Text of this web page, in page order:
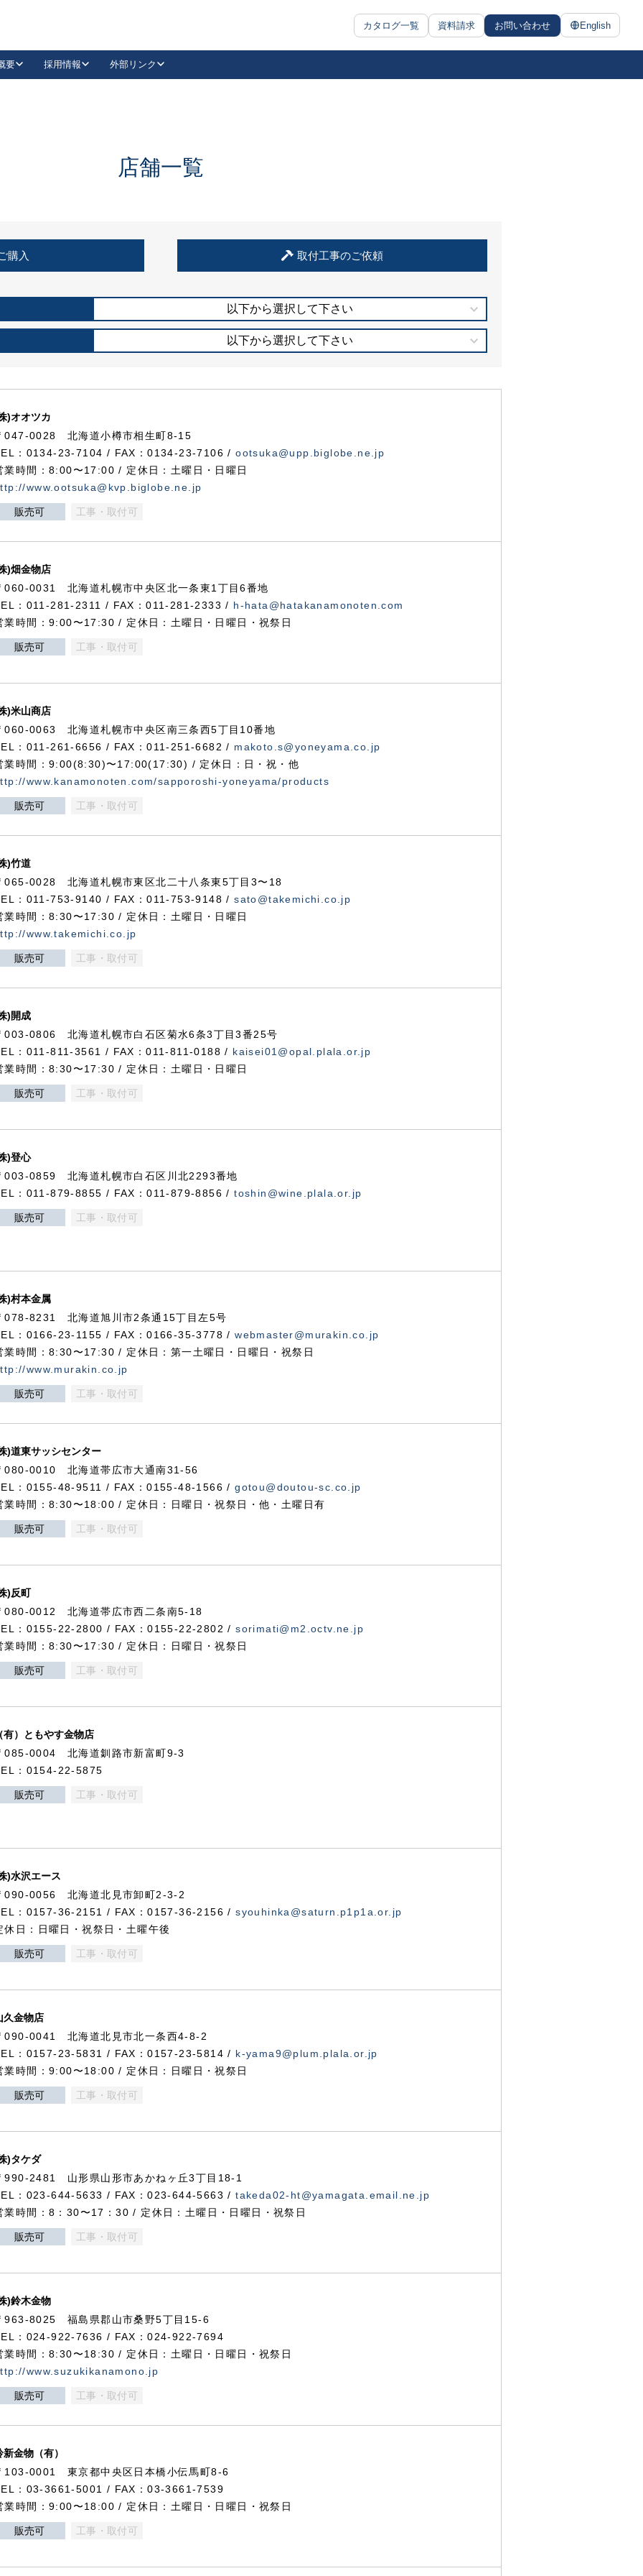
カタログ一覧 資料請求 お問い合わせ English
抗ウイルス・抗菌製品
要 採用情報 外部リンク
LinkedIn
住宅使用部材標準化推進協議会
店舗一覧
購入 取付工事のご依頼
以下から選択して下さい
以下から選択して下さい
)オオツカ
047-0028 北海道小樽市相生町8-15
：0134-23-7104 / FAX：0134-23-7106 /ootsuka@upp.biglobe.ne.jp
業時間：8:00〜17:00 / 定休日：土曜日・日曜日
www.ootsuka@kvp.biglobe.ne.jp
販売可 工事・取付可
)畑金物店
060-0031 北海道札幌市中央区北一条東1丁目6番地
：011-281-2311 / FAX：011-281-2333 / h-hata@hatakanamonoten.com
業時間：9:00〜17:30 / 定休日：土曜日・日曜日・祝祭日
販売可 工事・取付可
)米山商店
060-0063 北海道札幌市中央区南三条西5丁目10番地
：011-261-6656 / FAX：011-251-6682 / makoto.s@yoneyama.co.jp
業時間：9:00(8:30)〜17:00(17:30) / 定休日：日・祝・他
www.kanamonoten.com/sapporoshi-yoneyama/products
販売可 工事・取付可
)竹道
065-0028 北海道札幌市東区北二十八条東5丁目3〜18
：011-753-9140 / FAX：011-753-9148 /sato@takemichi.co.jp
業時間：8:30〜17:30 / 定休日：土曜日・日曜日
www.takemichi.co.jp
販売可 工事・取付可
)開成
003-0806 北海道札幌市白石区菊水6条3丁目3番25号
：011-811-3561 / FAX：011-811-0188 / kaisei01@opal.plala.or.jp
業時間：8:30〜17:30 / 定休日：土曜日・日曜日
販売可 工事・取付可
)登心
003-0859 北海道札幌市白石区川北2293番地
：011-879-8855 / FAX：011-879-8856 /toshin@wine.plala.or.jp
販売可 工事・取付可
)村本金属
078-8231 北海道旭川市2条通15丁目左5号
：0166-23-1155 / FAX：0166-35-3778 /webmaster@murakin.co.jp
業時間：8:30〜17:30 / 定休日：第一土曜日・日曜日・祝祭日
www.murakin.co.jp
販売可 工事・取付可
)道東サッシセンター
080-0010 北海道帯広市大通南31-56
：0155-48-9511 / FAX：0155-48-1566 /gotou@doutou-sc.co.jp
業時間：8:30〜18:00 / 定休日：日曜日・祝祭日・他・土曜日有
販売可 工事・取付可
)反町
080-0012 北海道帯広市西二条南5-18
：0155-22-2800 / FAX：0155-22-2802 /sorimati@m2.octv.ne.jp
業時間：8:30〜17:30 / 定休日：日曜日・祝祭日
販売可 工事・取付可
有）ともやす金物店
085-0004 北海道釧路市新富町9-3
：0154-22-5875
販売可 工事・取付可
)水沢エース
090-0056 北海道北見市卸町2-3-2
：0157-36-2151 / FAX：0157-36-2156 /syouhinka@saturn.p1p1a.or.jp
休日：日曜日・祝祭日・土曜午後
販売可 工事・取付可
久金物店
090-0041 北海道北見市北一条西4-8-2
：0157-23-5831 / FAX：0157-23-5814 / k-yama9@plum.plala.or.jp
業時間：9:00〜18:00 / 定休日：日曜日・祝祭日
販売可 工事・取付可
)タケダ
990-2481 山形県山形市あかねヶ丘3丁目18-1
：023-644-5633 / FAX：023-644-5663 /takeda02-ht@yamagata.email.ne.jp
業時間：8：30〜17：30 / 定休日：土曜日・日曜日・祝祭日
販売可 工事・取付可
)鈴木金物
963-8025 福島県郡山市桑野5丁目15-6
：024-922-7636 / FAX：024-922-7694
業時間：8:30〜18:30 / 定休日：土曜日・日曜日・祝祭日
www.suzukikanamono.jp
販売可 工事・取付可
新金物（有）
103-0001 東京都中央区日本橋小伝馬町8-6
：03-3661-5001 / FAX：03-3661-7539
業時間：9:00〜18:00 / 定休日：土曜日・日曜日・祝祭日
販売可 工事・取付可